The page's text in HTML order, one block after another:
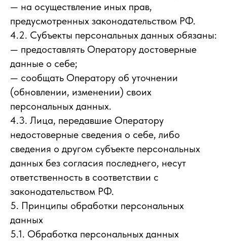
— на осуществление иных прав,
предусмотренных законодательством РФ.
4.2. Субъекты персональных данных обязаны:
— предоставлять Оператору достоверные
данные о себе;
— сообщать Оператору об уточнении
(обновлении, изменении) своих
персональных данных.
4.3. Лица, передавшие Оператору
недостоверные сведения о себе, либо
сведения о другом субъекте персональных
данных без согласия последнего, несут
ответственность в соответствии с
законодательством РФ.
5. Принципы обработки персональных
данных
5.1. Обработка персональных данных